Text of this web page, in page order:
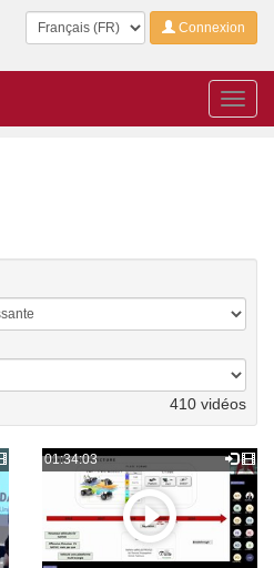
LangueConnexion
410 vidéos
01:34:03